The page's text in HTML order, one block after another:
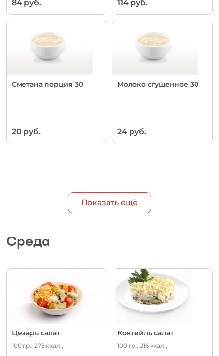
84 руб. 114 руб.
Сметана порция 30
20 руб.
Молоко сгущенное 30
24 руб.
Показать ещё
Среда
Цезарь салат
100 гр., 275 ккал.,
Коктейль салат
100 гр., 216 ккал.,